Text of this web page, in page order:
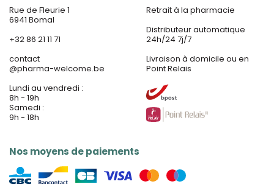
Rue de Fleurie 1
6941 Bomal
+32 86 21 11 71
contact
@pharma-welcome.be
Lundi au vendredi :
8h - 19h
Samedi :
9h - 18h
Nos moyens de paiements
Retrait à la pharmacie
Distributeur automatique
24h/24 7j/7
Livraison à domicile ou en
Point Relais